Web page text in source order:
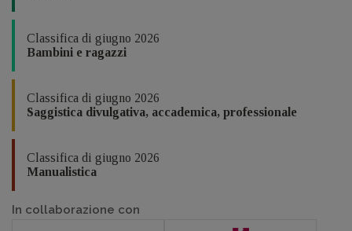
Classifica di giugno 2026
Bambini e ragazzi
Classifica di giugno 2026
Saggistica divulgativa, accademica, professionale
Classifica di giugno 2026
Manualistica
In collaborazione con